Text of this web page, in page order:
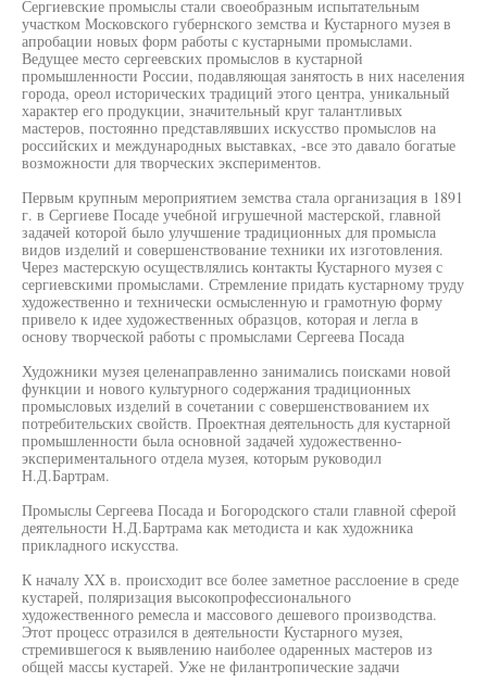
Сергиевские промыслы стали своеобразным испытательным
участком Московского губернского земства и Кустарного музея в
апробации новых форм работы с кустарными промыслами.
Ведущее место сергеевских промыслов в кустарной
промышленности России, подавляющая занятость в них населения
города, ореол исторических традиций этого центра, уникальный
характер его продукции, значительный круг талантливых
мастеров, постоянно представлявших искусство промыслов на
российских и международных выставках, -все это давало богатые
возможности для творческих экспериментов.
Первым крупным мероприятием земства стала организация в 1891
г. в Сергиеве Посаде учебной игрушечной мастерской, главной
задачей которой было улучшение традиционных для промысла
видов изделий и совершенствование техники их изготовления.
Через мастерскую осуществлялись контакты Кустарного музея с
сергиевскими промыслами. Стремление придать кустарному труду
художественно и технически осмысленную и грамотную форму
привело к идее художественных образцов, которая и легла в
основу творческой работы с промыслами Сергеева Посада
Художники музея целенаправленно занимались поисками новой
функции и нового культурного содержания традиционных
промысловых изделий в сочетании с совершенствованием их
потребительских свойств. Проектная деятельность для кустарной
промышленности была основной задачей художественно-
экспериментального отдела музея, которым руководил
Н.Д.Бартрам.
Промыслы Сергеева Посада и Богородского стали главной сферой
деятельности Н.Д.Бартрама как методиста и как художника
прикладного искусства.
К началу XX в. происходит все более заметное расслоение в среде
кустарей, поляризация высокопрофессионального
художественного ремесла и массового дешевого производства.
Этот процесс отразился в деятельности Кустарного музея,
стремившегося к выявлению наиболее одаренных мастеров из
общей массы кустарей. Уже не филантропические задачи